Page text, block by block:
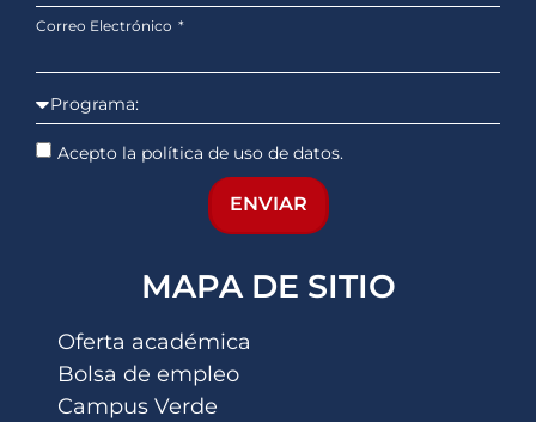
Correo Electrónico
Acepto la política de uso de datos.
ENVIAR
MAPA DE SITIO
Oferta académica
Bolsa de empleo
Campus Verde